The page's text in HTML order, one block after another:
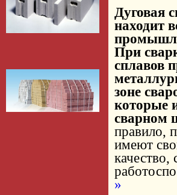
Дуговая
находит
При
сплавов
зоне
которые
сварном
правило,
имеют
качество,
»